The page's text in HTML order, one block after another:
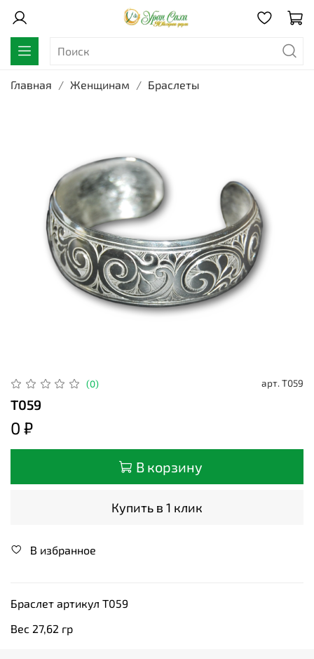
Главная Женщинам Браслеты
(0) арт. Т059
Т059
0 ₽
В корзину
Купить в 1 клик
В избранное
Браслет артикул Т059
Вес 27,62 гр